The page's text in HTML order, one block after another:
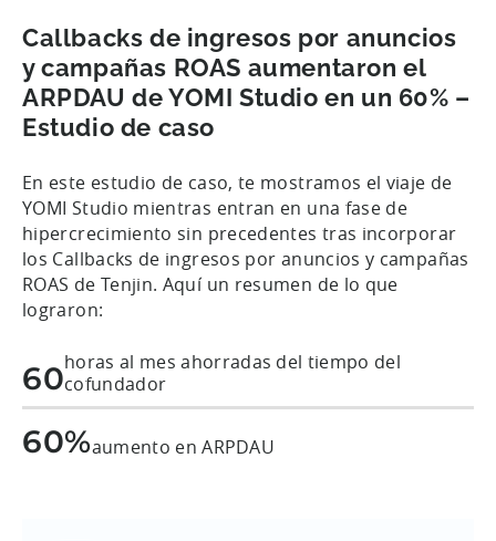
Callbacks de ingresos por anuncios
y campañas ROAS aumentaron el
ARPDAU de YOMI Studio en un 60% –
Estudio de caso
En este estudio de caso, te mostramos el viaje de
YOMI Studio mientras entran en una fase de
hipercrecimiento sin precedentes tras incorporar
los Callbacks de ingresos por anuncios y campañas
ROAS de Tenjin. Aquí un resumen de lo que
lograron:
60horas al mes ahorradas del tiempo del
cofundador
60%aumento en ARPDAU